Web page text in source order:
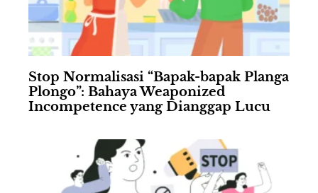
Stop Normalisasi “Bapak-bapak Planga
Plongo”: Bahaya Weaponized
Incompetence yang Dianggap Lucu